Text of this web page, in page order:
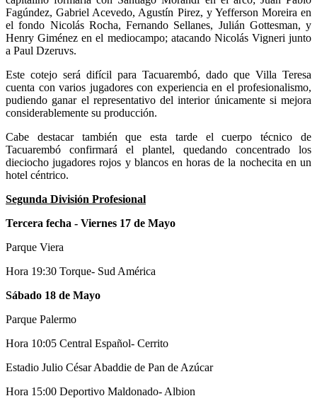
Fagúndez, Gabriel Acevedo, Agustín Pirez, y Yefferson Moreira en
el fondo Nicolás Rocha, Fernando Sellanes, Julián Gottesman, y
Henry Giménez en el mediocampo; atacando Nicolás Vigneri junto
a Paul Dzeruvs.
Este cotejo será difícil para Tacuarembó, dado que Villa Teresa
cuenta con varios jugadores con experiencia en el profesionalismo,
pudiendo ganar el representativo del interior únicamente si mejora
considerablemente su producción.
Cabe destacar también que esta tarde el cuerpo técnico de
Tacuarembó confirmará el plantel, quedando concentrado los
dieciocho jugadores rojos y blancos en horas de la nochecita en un
hotel céntrico.
Segunda División Profesional
Tercera fecha - Viernes 17 de Mayo
Parque Viera
Hora 19:30 Torque- Sud América
Sábado 18 de Mayo
Parque Palermo
Hora 10:05 Central Español- Cerrito
Estadio Julio César Abaddie de Pan de Azúcar
Hora 15:00 Deportivo Maldonado- Albion